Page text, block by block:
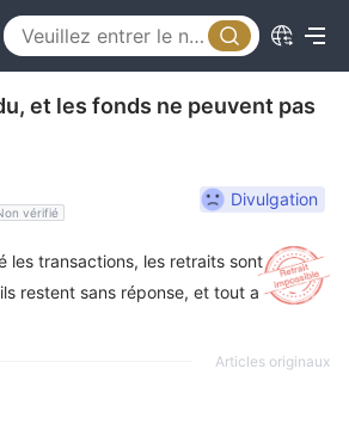
et les fonds ne peuvent pas
vérifié
Divulgation
les transactions, les retraits sont
restent sans réponse, et tout a
Articles originaux